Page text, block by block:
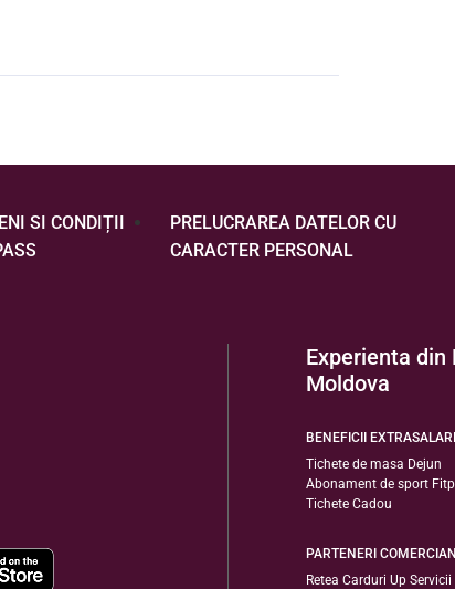
SI CONDIȚII
PRELUCRAREA DATELOR CU
CARACTER PERSONAL
Experienta din
Moldova
BENEFICII
Tichete de masa Dejun
Abonament de sport
Tichete Cadou
PARTENERI
Retea Carduri Up Servicii